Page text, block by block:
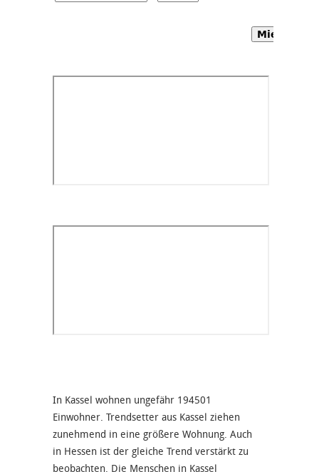
In Kassel wohnen ungefähr 194501
Einwohner. Trendsetter aus Kassel ziehen
zunehmend in eine größere Wohnung. Auch
in Hessen ist der gleiche Trend verstärkt zu
beobachten. Die Menschen in Kassel